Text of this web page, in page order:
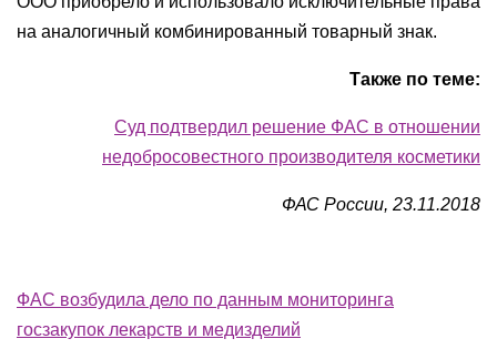
на аналогичный комбинированный товарный знак.
Также по теме:
Суд подтвердил решение ФАС в отношении
недобросовестного производителя косметики
ФАС России, 23.11.2018
ФАС возбудила дело по данным мониторинга
госзакупок лекарств и медизделий